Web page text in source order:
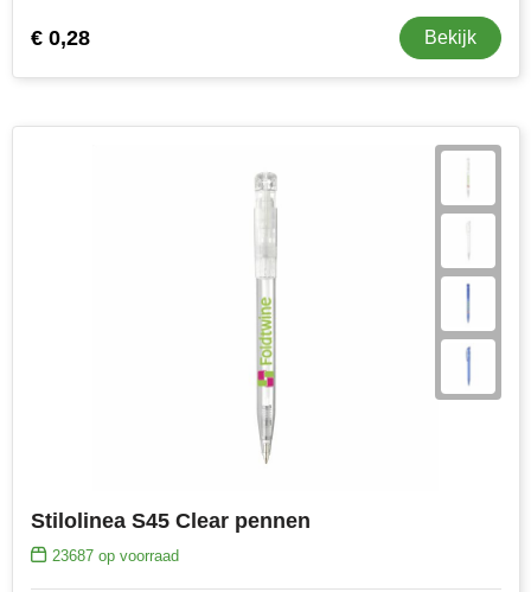
€ 0,28 Bekijk
Stilolinea S45 Clear pennen
23687op voorraad